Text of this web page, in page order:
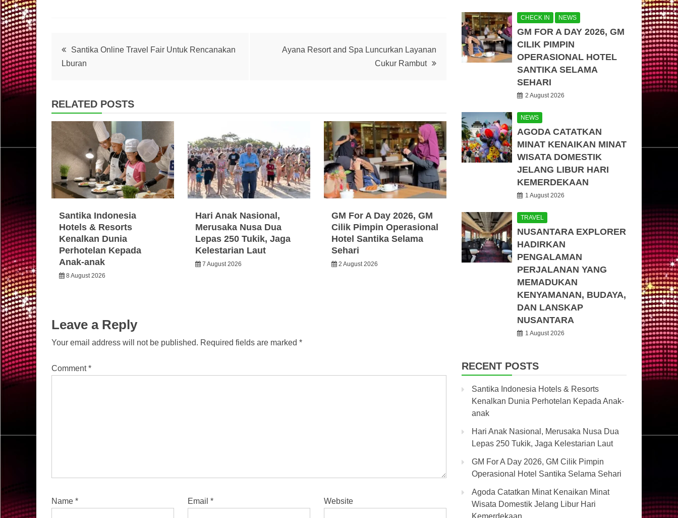
Post
Santika Online Travel Fair Untuk Rencanakan
Lburan
Ayana Resort and Spa Luncurkan Layanan
Cukur Rambut
RELATED POSTS
Santika Indonesia
Hotels & Resorts
Kenalkan Dunia
Perhotelan Kepada
Anak-anak
8 August 2026
Hari Anak Nasional,
Merusaka Nusa Dua
Lepas 250 Tukik, Jaga
Kelestarian Laut
7 August 2026
GM For A Day 2026, GM
Cilik Pimpin Operasional
Hotel Santika Selama
Sehari
2 August 2026
Leave a Reply
Your email address will not be published. Required fields are marked *
Comment*
Name * Email* Website
CHECK IN NEWS
GM FOR A DAY 2026, GM
CILIK PIMPIN
OPERASIONAL HOTEL
SANTIKA SELAMA
SEHARI
2 August 2026
NEWS
AGODA CATATKAN
MINAT KENAIKAN MINAT
WISATA DOMESTIK
JELANG LIBUR HARI
KEMERDEKAAN
1 August 2026
TRAVEL
NUSANTARA EXPLORER
HADIRKAN
PENGALAMAN
PERJALANAN YANG
MEMADUKAN
KENYAMANAN, BUDAYA,
DAN LANSKAP
NUSANTARA
1 August 2026
RECENT POSTS
Santika Indonesia Hotels & Resorts
Kenalkan Dunia Perhotelan Kepada Anak-
anak
Hari Anak Nasional, Merusaka Nusa Dua
Lepas 250 Tukik, Jaga Kelestarian Laut
GM For A Day 2026, GM Cilik Pimpin
Operasional Hotel Santika Selama Sehari
Agoda Catatkan Minat Kenaikan Minat
Wisata Domestik Jelang Libur Hari